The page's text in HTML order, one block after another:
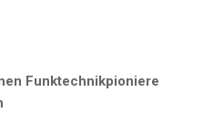
Funktechnikpioniere